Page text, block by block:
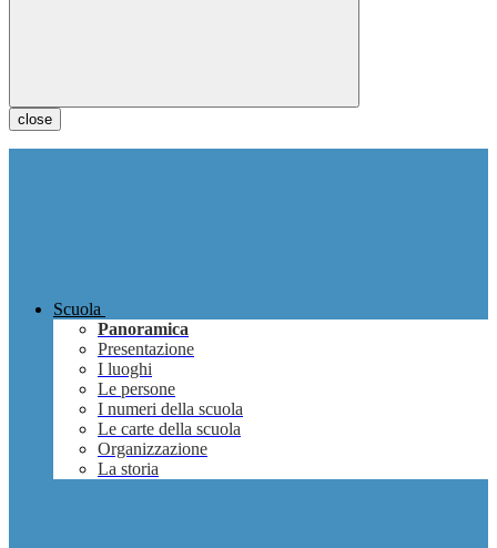
close
Scuola
Panoramica
Presentazione
I luoghi
Le persone
I numeri della scuola
Le carte della scuola
Organizzazione
La storia